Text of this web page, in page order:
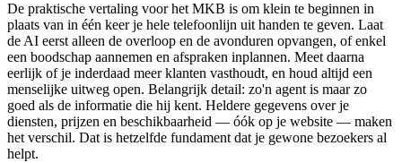
De praktische vertaling voor het MKB is om klein te beginnen in
plaats van in één keer je hele telefoonlijn uit handen te geven. Laat
de AI eerst alleen de overloop en de avonduren opvangen, of enkel
een boodschap aannemen en afspraken inplannen. Meet daarna
eerlijk of je inderdaad meer klanten vasthoudt, en houd altijd een
menselijke uitweg open. Belangrijk detail: zo'n agent is maar zo
goed als de informatie die hij kent. Heldere gegevens over je
diensten, prijzen en beschikbaarheid — óók op je website — maken
het verschil. Dat is hetzelfde fundament dat je gewone bezoekers al
helpt.